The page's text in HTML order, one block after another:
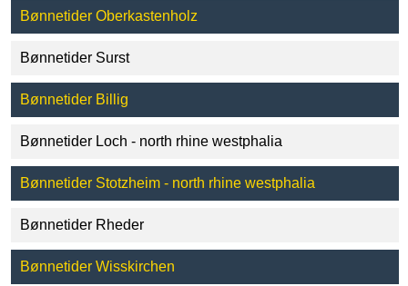
Bønnetider Oberkastenholz
Bønnetider Surst
Bønnetider Billig
Bønnetider Loch - north rhine westphalia
Bønnetider Stotzheim - north rhine westphalia
Bønnetider Rheder
Bønnetider Wisskirchen